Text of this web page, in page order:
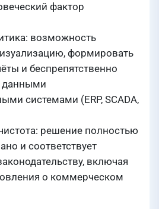
фактор
возможность
формировать
и беспрепятственно
данными
системами (ERP, SCADA,
решение полностью
и соответствует
включая
о коммерческом